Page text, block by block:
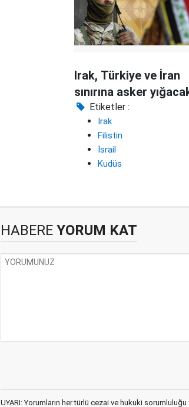
Irak, Türkiye ve İran
sınırına asker
Etiketler :
Irak
Filistin
İsrail
Kudüs
HABERE YORUM KAT
UYARI: Yorumların her türlü cezai ve hukuki